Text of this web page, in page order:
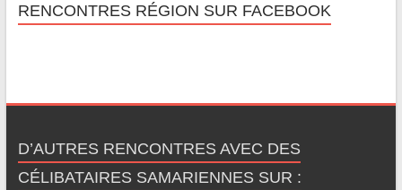
RENCONTRES RÉGION SUR FACEBOOK
D’AUTRES RENCONTRES AVEC DES
CÉLIBATAIRES SAMARIENNES SUR :